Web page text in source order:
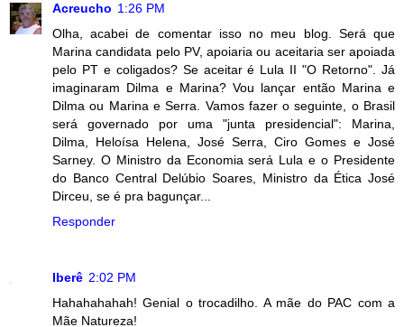
Acreucho 1:26 PM
Olha, acabei de comentar isso no meu blog. Será que
Marina candidata pelo PV, apoiaria ou aceitaria ser apoiada
pelo PT e coligados? Se aceitar é Lula II "O Retorno". Já
imaginaram Dilma e Marina? Vou lançar então Marina e
Dilma ou Marina e Serra. Vamos fazer o seguinte, o Brasil
será governado por uma "junta presidencial": Marina,
Dilma, Heloísa Helena, José Serra, Ciro Gomes e José
Sarney. O Ministro da Economia será Lula e o Presidente
do Banco Central Delúbio Soares, Ministro da Ética José
Dirceu, se é pra bagunçar...
Responder
Iberê 2:02 PM
Hahahahahah! Genial o trocadilho. A mãe do PAC com a
Mãe Natureza!